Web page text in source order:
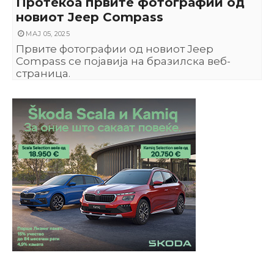
новиот Jeep Compass
МАЈ 05, 2025
Првите фотографии од новиот Jeep
Compass се појавија на бразилска веб-
страница.